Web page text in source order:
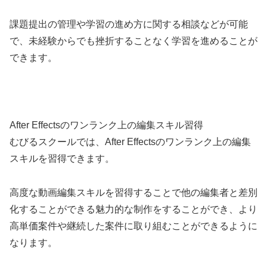
課題提出の管理や学習の進め方に関する相談などが可能
で、未経験からでも挫折することなく学習を進めることが
できます。
After Effectsのワンランク上の編集スキル習得
むびるスクールでは、After Effectsのワンランク上の編集
スキルを習得できます。
高度な動画編集スキルを習得することで他の編集者と差別
化することができる魅力的な制作をすることができ、より
高単価案件や継続した案件に取り組むことができるように
なります。